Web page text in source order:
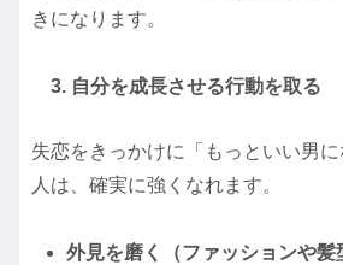
きになります。
3. 自分を成長させる行動を取る
失恋をきっかけに「もっといい男
人は、確実に強くなれます。
外見を磨く（ファッションや髪